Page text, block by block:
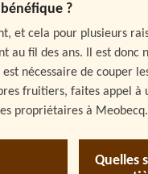
?
et cela pour plusieurs
au fil des ans. Il est donc
nécessaire de couper
fruitiers, faites appel à
propriétaires à Meobecq.
Quelles